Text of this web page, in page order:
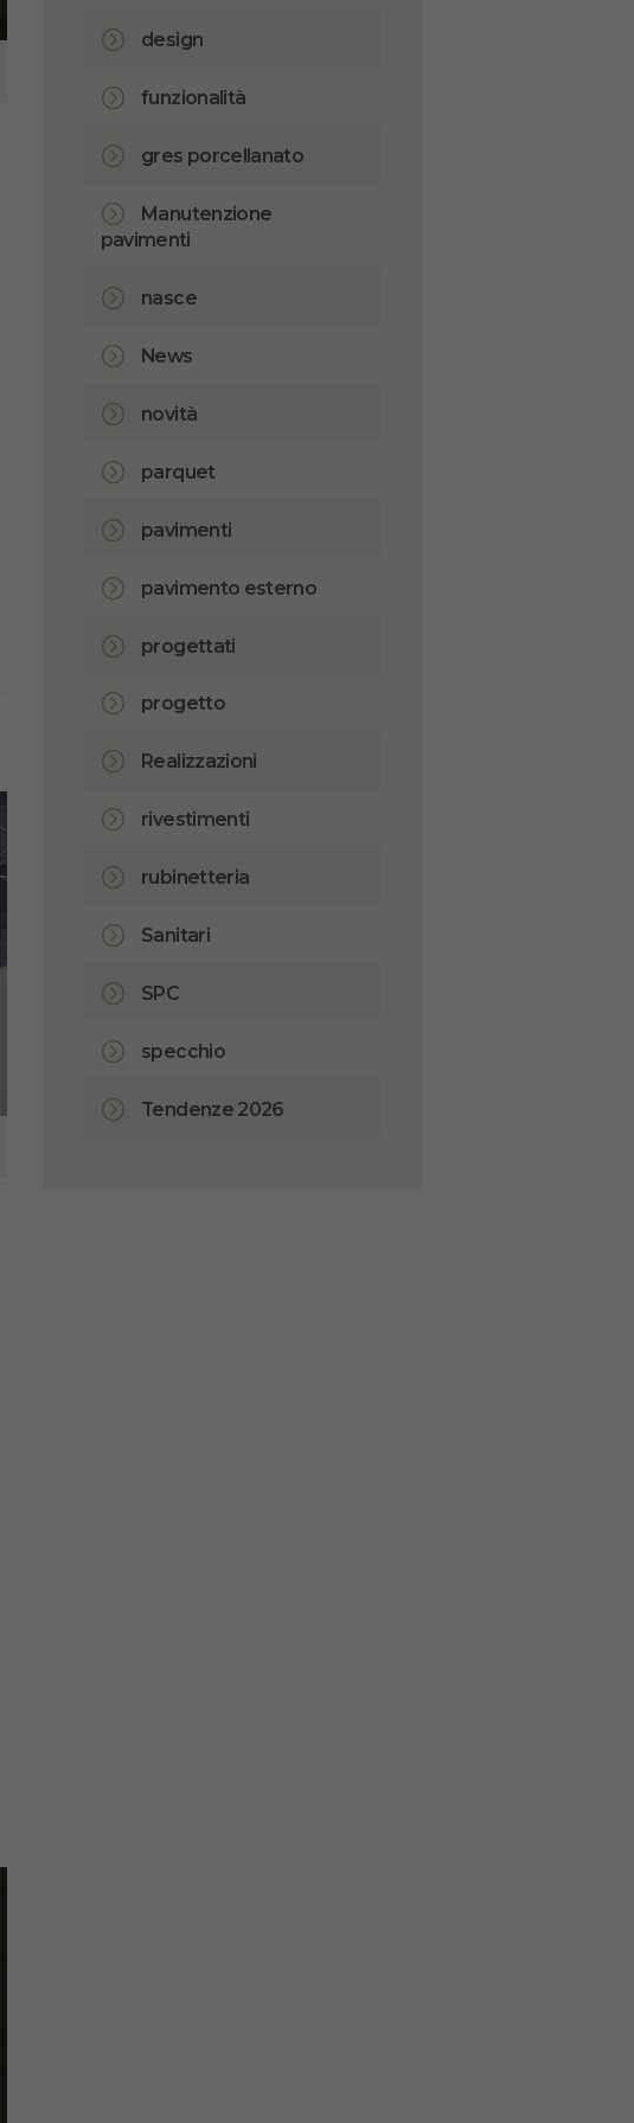
design
funzionalità
gres porcellanato
Manutenzione
pavimenti
nasce
News
novità
parquet
pavimenti
pavimento esterno
progettati
progetto
Realizzazioni
rivestimenti
rubinetteria
Sanitari
SPC
specchio
Tendenze 2026